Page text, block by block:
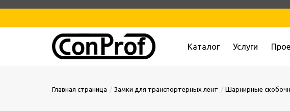
Каталог Услуги
Главная страница Замки для транспортерных лент Шарнирные